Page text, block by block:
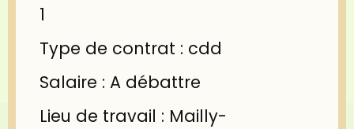
1
Type de contrat : cdd
Salaire : A débattre
Lieu de travail : Mailly-